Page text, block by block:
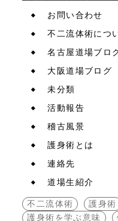
お問い合わせ
不二流体術につ
名古屋道場ブロ
大阪道場ブログ
未分類
活動報告
稽古風景
護身術とは
連絡先
道場生紹介
不二流体術 護身術
護身術を学ぶ意味